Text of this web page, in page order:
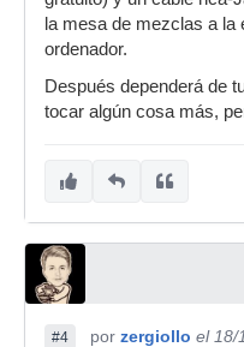
la mesa de mezclas a la
ordenador.
Después dependerá de
tocar algún cosa más,
#4 por zergiollo el 18/